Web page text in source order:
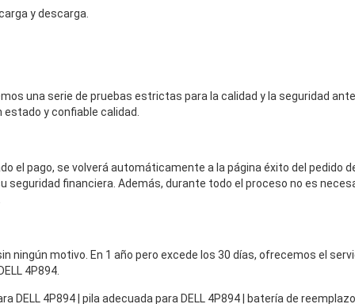
y descarga.
una serie de pruebas estrictas para la calidad y la seguridad
y confiable calidad.
el pago, se volverá automáticamente a la página éxito del pedido
seguridad financiera. Además, durante todo el proceso no es
ningún motivo. En 1 año pero excede los 30 días, ofrecemos el
4P894.
DELL 4P894 | pila adecuada para DELL 4P894 | batería de